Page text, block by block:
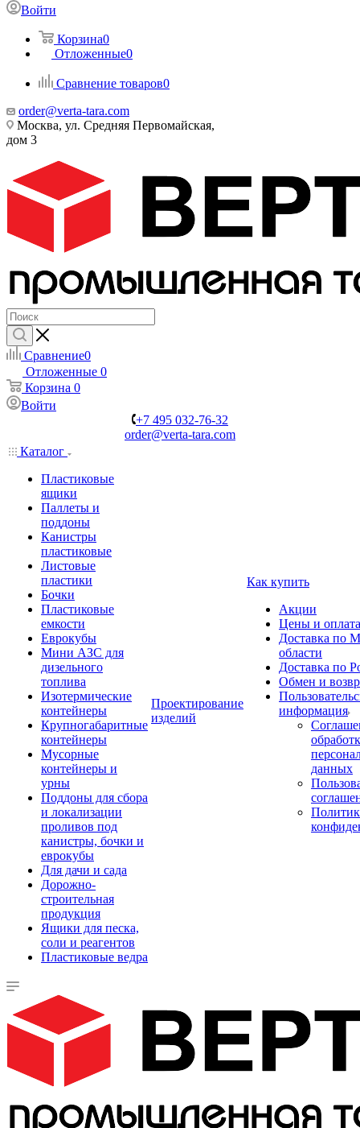
Войти
Корзина0
Отложенные0
Сравнение товаров0
order@verta-tara.com
Москва, ул. Средняя Первомайская,
дом 3
Сравнение0
Отложенные 0
Корзина 0
Войти
+7 495 032-76-32
order@verta-tara.com
Каталог
Пластиковые
ящики
Паллеты и
поддоны
Канистры
пластиковые
Листовые
пластики
Бочки
Пластиковые
емкости
Еврокубы
Мини АЗС для
дизельного
топлива
Изотермические
контейнеры
Крупногабаритные
контейнеры
Мусорные
контейнеры и
урны
Поддоны для сбора
и локализации
проливов под
канистры, бочки и
еврокубы
Для дачи и сада
Дорожно-
строительная
продукция
Ящики для песка,
соли и реагентов
Пластиковые ведра
Проектирование
изделий
Как купить
Акции
Цены и оплата
Доставка по
области
Доставка по
Обмен и
информация
данных